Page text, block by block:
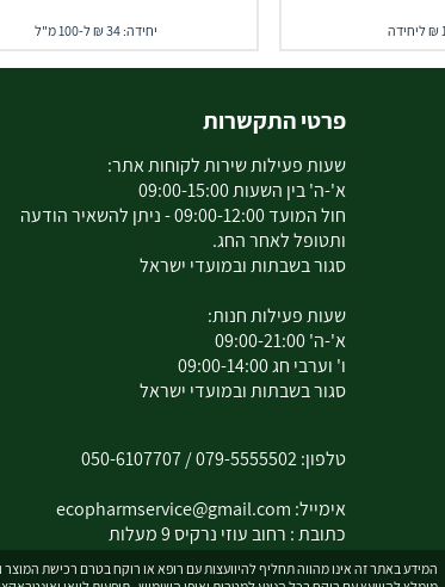
יחידה: 34 ₪ ל-100 מ"ל
פרטי התקשרות
שעות פעילות שירות לקוחות אתר:
א'-ה' בין השעות 09:00-15:00
חול המועד 09:00-12:00 - ניתן להשאיר הודעה
ותטופל לאחר החג.
סגור בשבתות ובמועדי ישראל
שעות פעילות חנות:
א'-ה' 09:00-21:00
ו' וערבי חג 09:00-14:00
סגור בשבתות ובמועדי ישראל
טלפון:079-5555502
/
050-6107707
אימייל: ecopharmservice@gmail.com
כתובת : רחוב עוזי נרקיס 9 מעלות
המידע באתר זה אינו מהווה תחליף להיוועצות עם רופא או רוקח בטרם רכישת המוצר